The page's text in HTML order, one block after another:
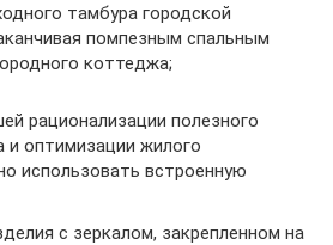
тамбура городской
помпезным спальным
коттеджа;
рационализации полезного
и оптимизации жилого
использовать встроенную
с зеркалом, закрепленном на